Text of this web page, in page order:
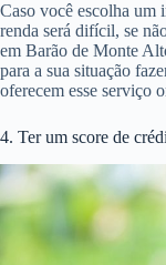
Caso você escolha um
renda será difícil, se
em Barão de Monte
para a sua situação
oferecem esse serviço
4. Ter um score de